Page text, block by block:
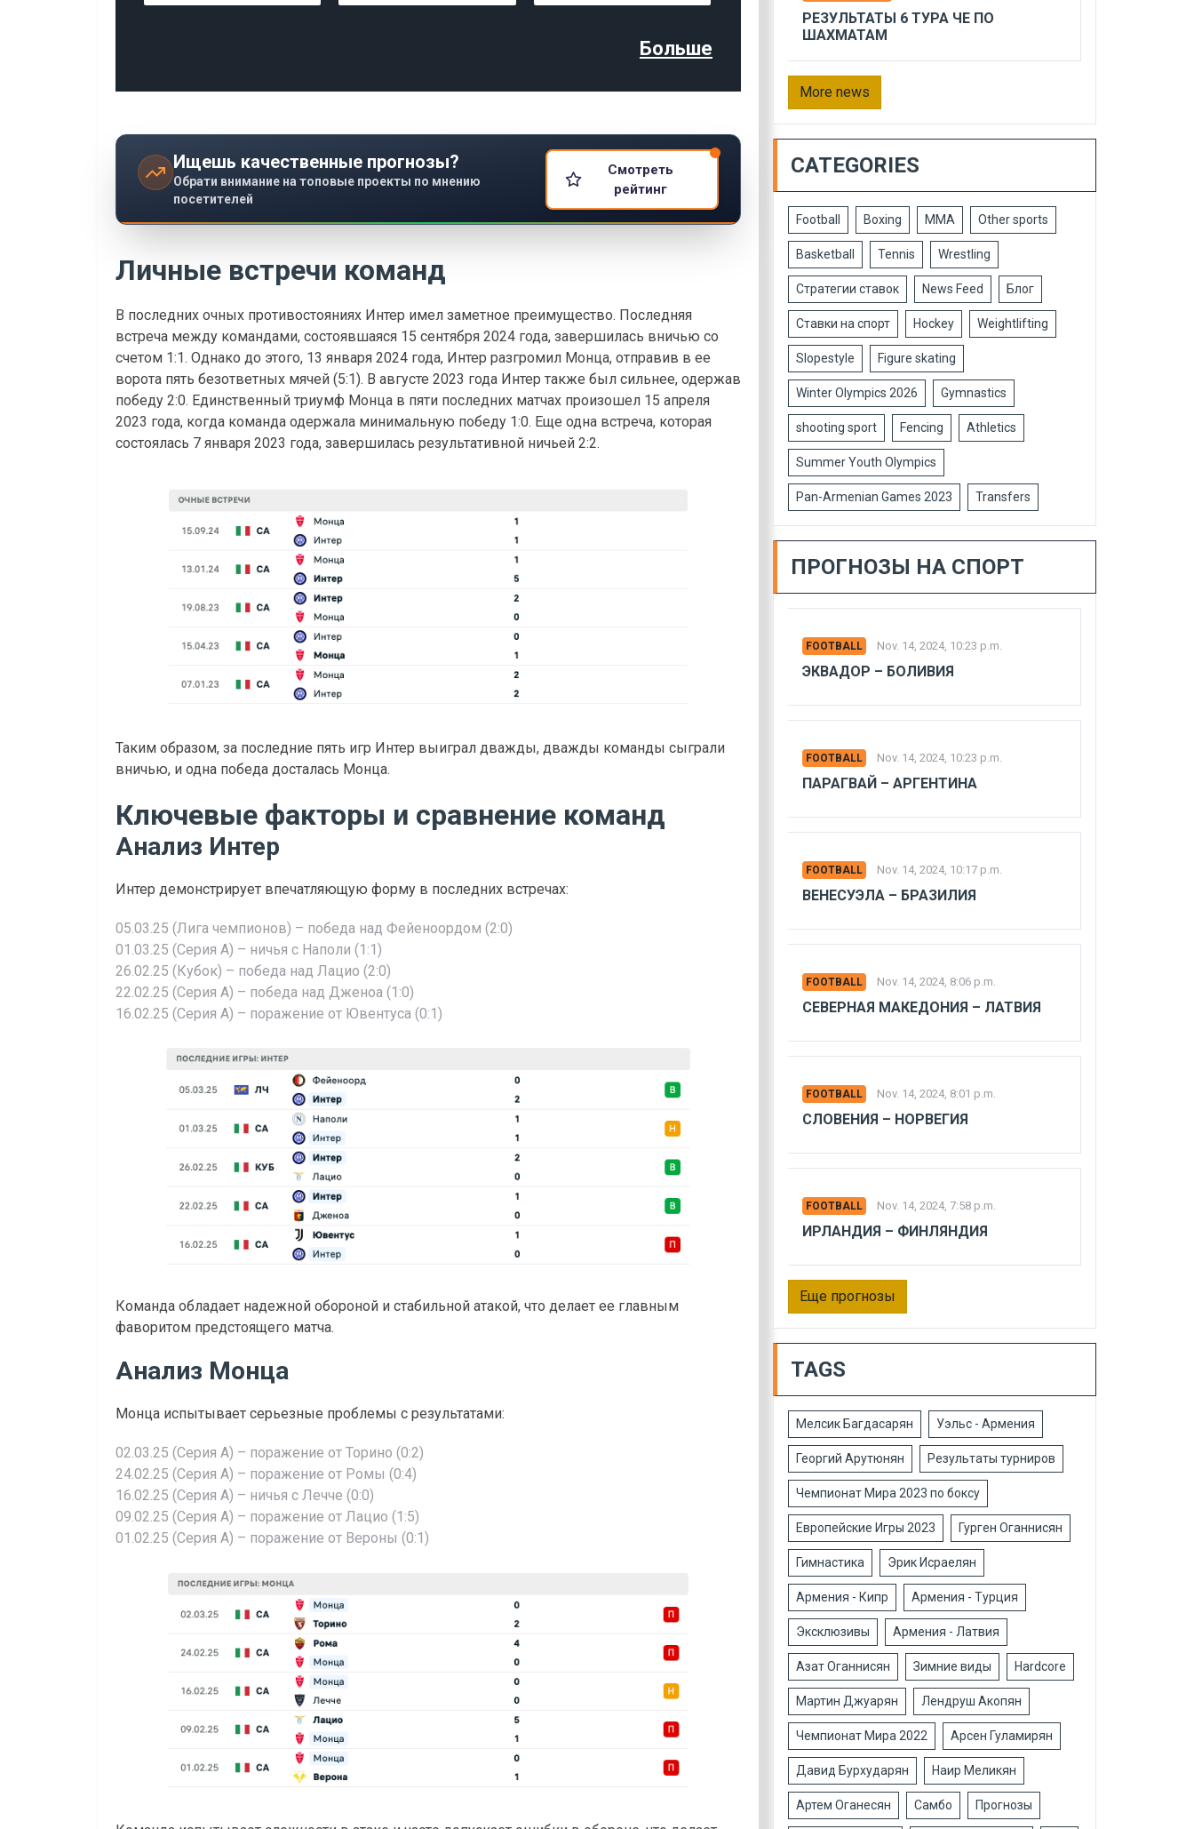
Больше
Ищешь качественные прогнозы?
Обрати внимание на топовые проекты по мнению
посетителей
Смотреть
рейтинг
Личные встречи команд
В последних очных противостояниях Интер имел заметное преимущество. Последняя
встреча между командами, состоявшаяся 15 сентября 2024 года, завершилась вничью со
счетом 1:1. Однако до этого, 13 января 2024 года, Интер разгромил Монца, отправив в ее
ворота пять безответных мячей (5:1). В августе 2023 года Интер также был сильнее, одержав
победу 2:0. Единственный триумф Монца в пяти последних матчах произошел 15 апреля
2023 года, когда команда одержала минимальную победу 1:0. Еще одна встреча, которая
состоялась 7 января 2023 года, завершилась результативной ничьей 2:2.
Таким образом, за последние пять игр Интер выиграл дважды, дважды команды сыграли
вничью, и одна победа досталась Монца.
Ключевые факторы и сравнение команд
Анализ Интер
Интер демонстрирует впечатляющую форму в последних встречах:
05.03.25 (Лига чемпионов) – победа над Фейеноордом (2:0)
01.03.25 (Серия А) – ничья с Наполи (1:1)
26.02.25 (Кубок) – победа над Лацио (2:0)
22.02.25 (Серия А) – победа над Дженоа (1:0)
16.02.25 (Серия А) – поражение от Ювентуса (0:1)
Команда обладает надежной обороной и стабильной атакой, что делает ее главным
фаворитом предстоящего матча.
Анализ Монца
Монца испытывает серьезные проблемы с результатами:
02.03.25 (Серия А) – поражение от Торино (0:2)
24.02.25 (Серия А) – поражение от Ромы (0:4)
16.02.25 (Серия А) – ничья с Лечче (0:0)
09.02.25 (Серия А) – поражение от Лацио (1:5)
01.02.25 (Серия А) – поражение от Вероны (0:1)
РЕЗУЛЬТАТЫ 6 ТУРА ЧЕ ПО
ШАХМАТАМ
More news
CATEGORIES
Football Boxing MMA Other sports
Basketball Tennis Wrestling
Стратегии ставок News Feed Блог
Ставки на спорт Hockey Weightlifting
Slopestyle Figure skating
Winter Olympics 2026 Gymnastics
shooting sport Fencing Athletics
Summer Youth Olympics
Pan-Armenian Games 2023 Transfers
ПРОГНОЗЫ НА СПОРТ
FOOTBALL Nov. 14, 2024, 10:23 p.m.
ЭКВАДОР – БОЛИВИЯ
FOOTBALL Nov. 14, 2024, 10:23 p.m.
ПАРАГВАЙ – АРГЕНТИНА
FOOTBALL Nov. 14, 2024, 10:17 p.m.
ВЕНЕСУЭЛА – БРАЗИЛИЯ
FOOTBALL Nov. 14, 2024, 8:06 p.m.
СЕВЕРНАЯ МАКЕДОНИЯ – ЛАТВИЯ
FOOTBALL Nov. 14, 2024, 8:01 p.m.
СЛОВЕНИЯ – НОРВЕГИЯ
FOOTBALL Nov. 14, 2024, 7:58 p.m.
ИРЛАНДИЯ – ФИНЛЯНДИЯ
Еще прогнозы
TAGS
Мелсик Багдасарян Уэльс - Армения
Георгий Арутюнян Результаты турниров
Чемпионат Мира 2023 по боксу
Европейские Игры 2023 Гурген Оганнисян
Гимнастика Эрик Исраелян
Армения - Кипр Армения - Турция
Эксклюзивы Армения - Латвия
Азат Оганнисян Зимние виды Hardcore
Мартин Джуарян Лендруш Акопян
Чемпионат Мира 2022 Арсен Гуламирян
Давид Бурхударян Наир Меликян
Артем Оганесян Самбо Прогнозы